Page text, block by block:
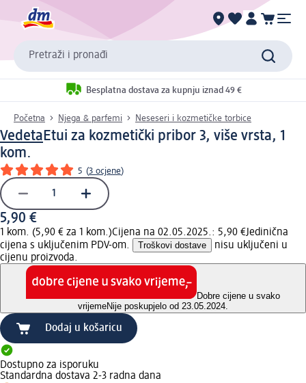
Pretraži i pronađi
Besplatna dostava za kupnju iznad 49 €
Početna Njega & parfemi Neseseri i kozmetičke torbice
VedetaEtui za kozmetički pribor 3, više vrsta, 1
kom.
5 (3 ocjene)
5,90 €
1 kom. (5,90 € za 1 kom.)Cijena na 02.05.2025.: 5,90 €Jedinična
cijena s uključenim PDV-om.
Troškovi dostave
nisu uključeni u
cijenu proizvoda.
Dobre cijene u svako
vrijemeNije poskupjelo od 23.05.2024.
Dodaj u košaricu
Dostupno za isporuku
Standardna dostava 2-3 radna dana